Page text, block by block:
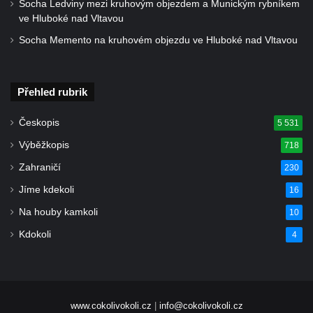
Socha býka před areálem firmy 2JCP v
Pamětní kámen vodního díla Josefův Důl
Socha Ledviny mezi kruhovým objezdem a Munickým rybníkem
ve Hluboké nad Vltavou
Socha Memento na kruhovém objezdu ve Hluboké nad Vltavou
Přehled rubrik
Českopis 5 531
Výběžkopis 718
Zahraničí 230
Jíme kdekoli 16
Na houby kamkoli 10
Kdokoli 4
www.cokolivokoli.cz info@cokolivokoli.cz